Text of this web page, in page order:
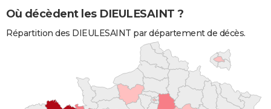
Où décèdent les DIEULESAINT ?
Répartition des DIEULESAINT par département de décès.